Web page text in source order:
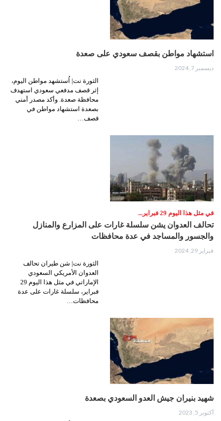
استشهاد مواطن بقصف سعودي على صعدة
ديسمبر 7, 2024
الثورة نت| اُستشهد مواطن اليوم،
إثر قصف مدفعي سعودي استهدف
محافظة صعدة. وأكد مصدر أمني
بصعدة استشهاد مواطن في
قصف…
في مثل هذا اليوم 29 فبراير...
تحالف العدوان يشن سلسلة غارات على المزارع والمنازل
والجسور والمساجد في عدة محافظات
فبراير 29, 2024
الثورة نت| شن طيران تحالف
العدوان الأمريكي السعودي
الإماراتي في مثل هذا اليوم 29
فبراير، سلسلة غارات على عدة
محافظات…
شهيد بنيران جيش العدو السعودي بصعدة
أكتوبر 5, 2023